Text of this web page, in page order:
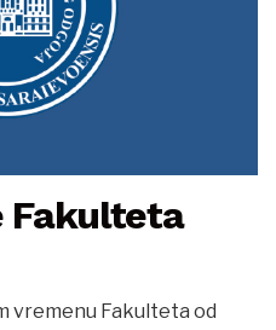
Fakulteta
vremenu Fakulteta od